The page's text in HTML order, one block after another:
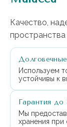
Качество,
пространства
Используем
устойчивы к
Гарантия до
Мы
хранения при